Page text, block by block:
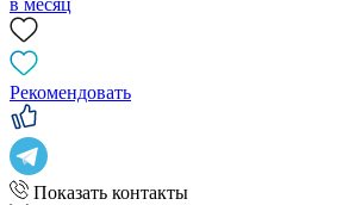
Рекомендовать
Показать контакты